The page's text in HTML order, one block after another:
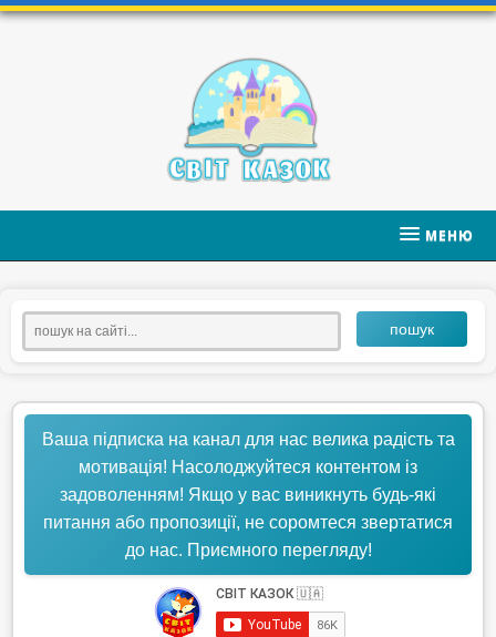
МЕНЮ
пошук
Ваша підписка на канал для нас велика радість та
мотивація! Насолоджуйтеся контентом із
задоволенням! Якщо у вас виникнуть будь-які
питання або пропозиції, не соромтеся звертатися
до нас. Приємного перегляду!